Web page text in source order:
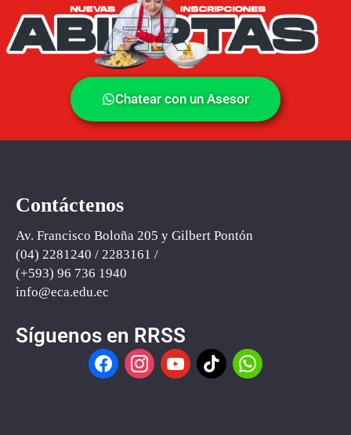
Chatear con un Asesor
Contáctenos
Av. Francisco Boloña 205 y Gilbert Pontón
(04) 2281240 / 2283161 /
(+593) ‪96 736 1940‬
info@eca.edu.ec
Síguenos en RRSS